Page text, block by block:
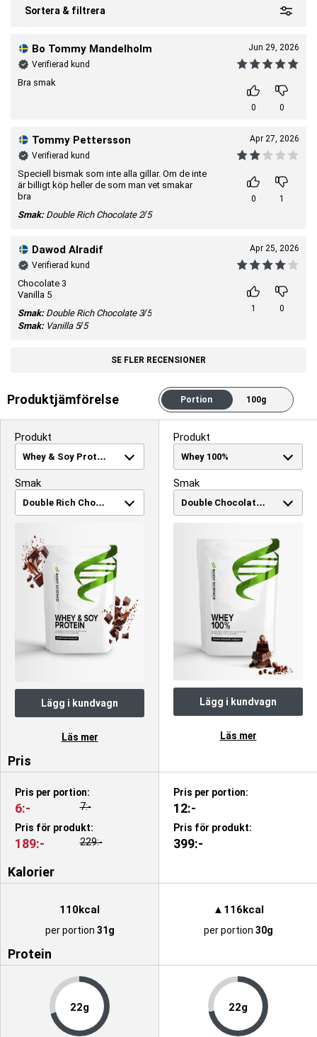
Sortera & filtrera
Bo Tommy Mandelholm
Verifierad kund
Bra smak
Jun 29, 2026
0 0
Tommy Pettersson
Verifierad kund
Speciell bismak som inte alla gillar. Om de inte
är billigt köp heller de som man vet smakar
bra
Smak: Double Rich Chocolate 2/5
Apr 27, 2026
0 1
Dawod Alradif
Verifierad kund
Chocolate 3
Vanilla 5
Smak: Double Rich Chocolate 3/5
Smak: Vanilla 5/5
Apr 25, 2026
1 0
SE FLER RECENSIONER
Produktjämförelse Portion 100g
Produkt
Smak
Lägg i kundvagn
Läs mer
Produkt
Smak
Lägg i kundvagn
Läs mer
Pris
Pris per portion:
6:-
7:-
Pris för produkt:
189:- 229:-
Pris per portion:
12:-
Pris för produkt:
399:-
Kalorier
110kcal
per portion 31g
▲116kcal
per portion 30g
Protein
22g 22g